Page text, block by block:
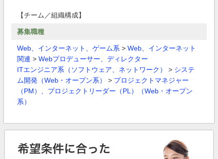
【チーム／組織構成】
募集職種
Web、インターネット、ゲーム系 > Web、インターネット
関連 > Webプロデューサー、ディレクター
ITエンジニア系（ソフトウェア、ネットワーク）
> システ
ム開発（Web・オープン系）
> プロジェクトマネジャー
（PM）、プロジェクトリーダー（PL）（Web・オープン
系）